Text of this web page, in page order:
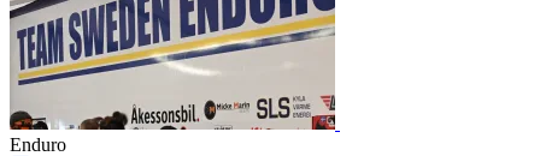
Enduro